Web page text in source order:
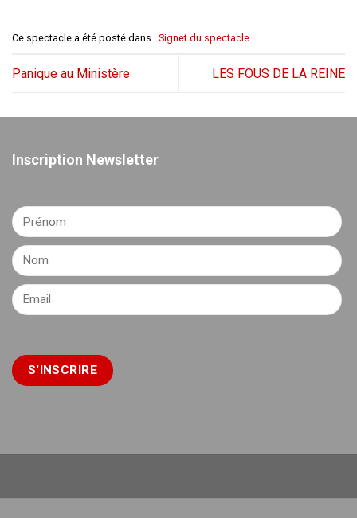
Ce spectacle a été posté dans . Signet du spectacle.
Panique au Ministère LES FOUS DE LA REINE
Inscription Newsletter